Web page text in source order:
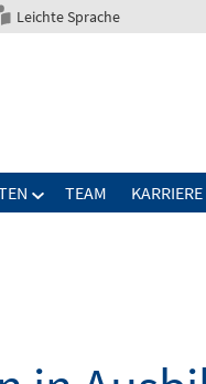
Leichte Sprache
TEAM KARRIERE